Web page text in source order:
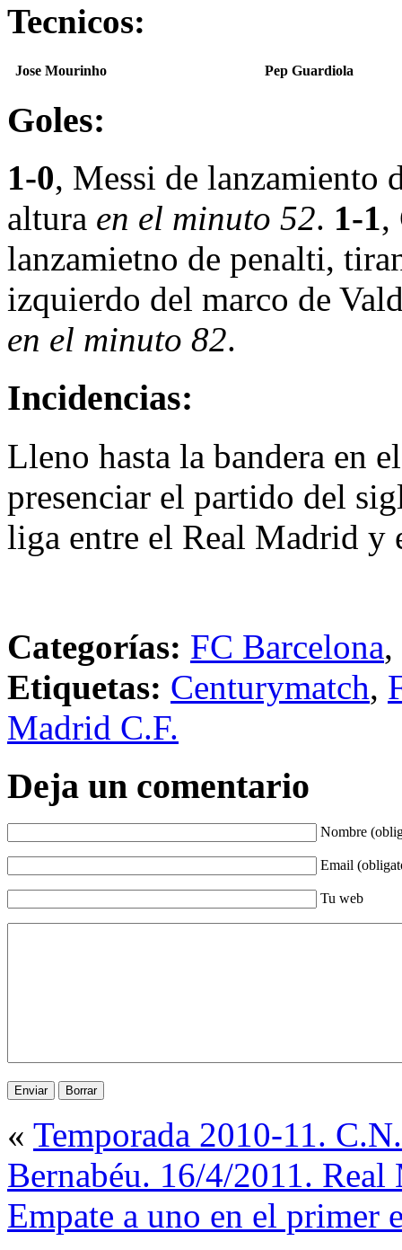
Tecnicos:
Jose Mourinho Pep Guardiola
Goles:
1-0, Messi de lanzamiento
altura en el minuto 52. 1-1,
lanzamietno de penalti,
izquierdo del marco de
en el minuto 82.
Incidencias:
Lleno hasta la bandera en
presenciar el partido del
liga entre el Real Madrid y
Categorías: FC Barcelona,
Etiquetas: Centurymatch,
Madrid C.F.
Deja un comentario
Nombre
Email
Tu web
« Temporada 2010-11.
Bernabéu. 16/4/2011.
Empate a uno en el primer